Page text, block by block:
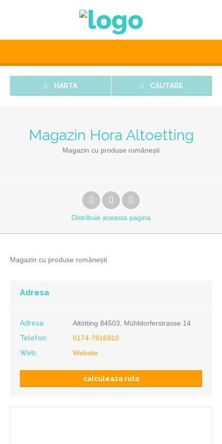
HARTA CĂUTARE
Magazin Hora Altoetting
Magazin cu produse românești
Distribuie aceasta pagina
Magazin cu produse românești
Adresa
Adresa:
Altötting 84503, Mühldorferstrasse 14
Telefon:
0174-7916910
Web:
Website
calculeaza ruta